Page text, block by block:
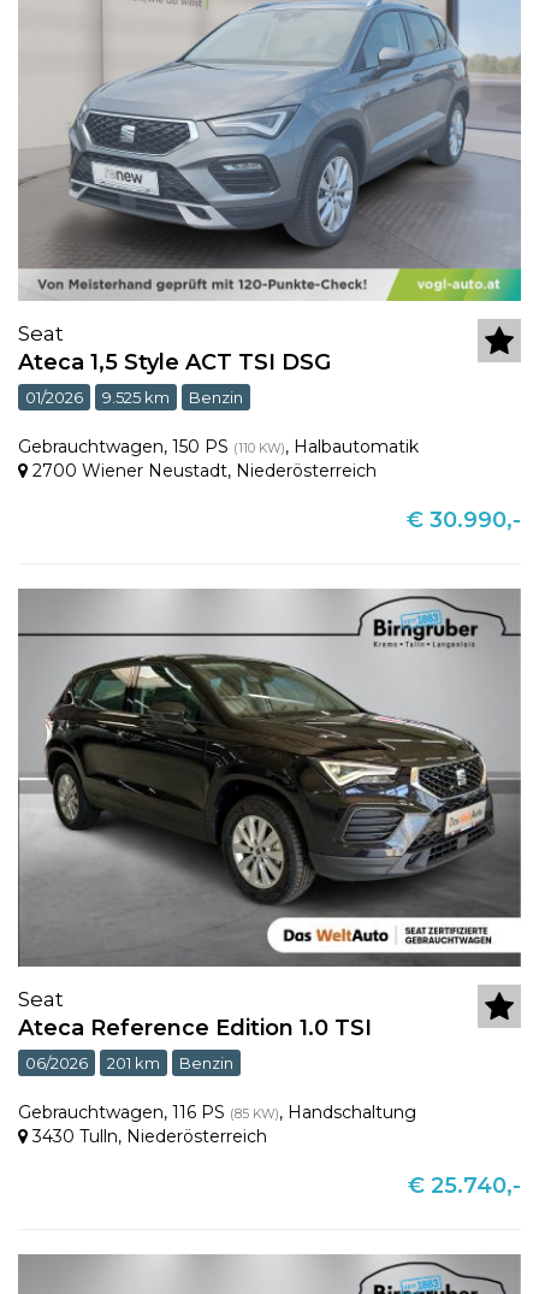
Seat
Ateca 1,5 Style ACT TSI DSG
01/2026 9.525 km Benzin
Gebrauchtwagen, 150 PS (110 KW), Halbautomatik
2700 Wiener Neustadt, Niederösterreich
€ 30.990,-
Seat
Ateca Reference Edition 1.0 TSI
06/2026 201 km Benzin
Gebrauchtwagen, 116 PS (85 KW), Handschaltung
3430 Tulln, Niederösterreich
€ 25.740,-